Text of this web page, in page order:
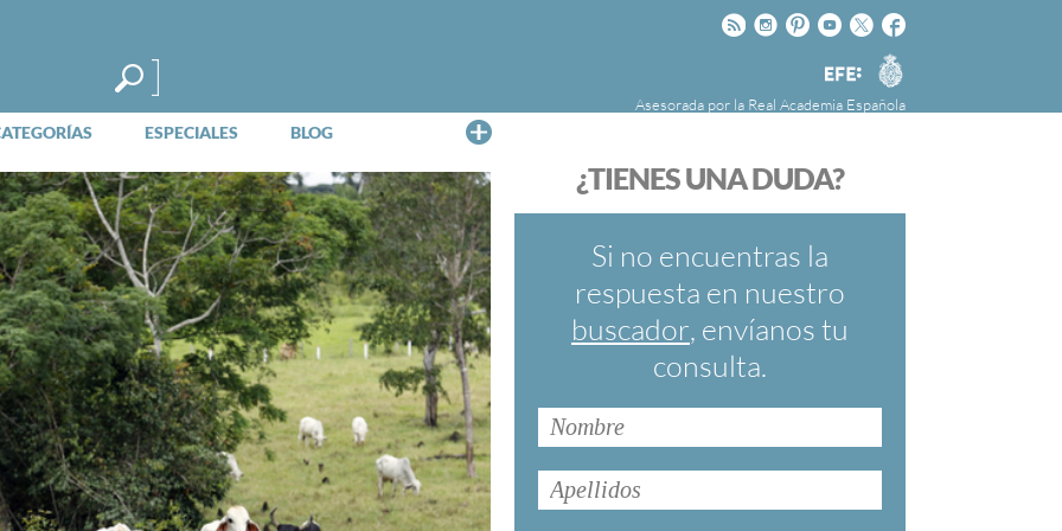
Facebook
Twitter
Youtube
Pinteres
Instagram
Rss
Agencia
EFE
Asesorada por la Real Academia Española
ESPECIALES BLOG
FundéuRAE es una fundación patrocinada por
cuyo objetivo es colaborar con el buen uso del
español en los medios de comunicación y en
Internet.
¿TIENES UNA DUDA?
Si no encuentras la
respuesta en nuestro
buscador, envíanos tu
consulta.